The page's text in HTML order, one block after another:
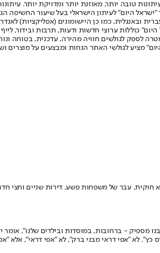
טובה יותר, מאוזנת יותר ומדויקת יותר.
המהדורה המודפסת הראשונה פורסמה ב-30 ביולי 2007, וב-2010 הפך "ישראל
כוללות ערוצי חדשות ודעות, תרבות ובידור,
במטרה לספק לגולשים חוויה מהירה, עדכנית,
מציע לגולשי האתר הנחות ומבצעים על מוצרים
מספיק - ברחובות, במוסדות ובילדים שלנו", אומר
יכריזו "אפי דראי מפרדס כץ". לא "אפי דראי מבני ברק", לא